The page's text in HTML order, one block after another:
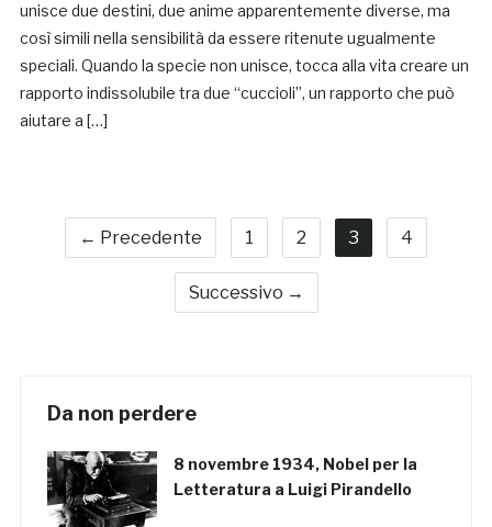
unisce due destini, due anime apparentemente diverse, ma
così simili nella sensibilità da essere ritenute ugualmente
speciali. Quando la specie non unisce, tocca alla vita creare un
rapporto indissolubile tra due “cuccioli”, un rapporto che può
aiutare a […]
← Precedente 1 2 3 4
Successivo →
Da non perdere
8 novembre 1934, Nobel per la
Letteratura a Luigi Pirandello